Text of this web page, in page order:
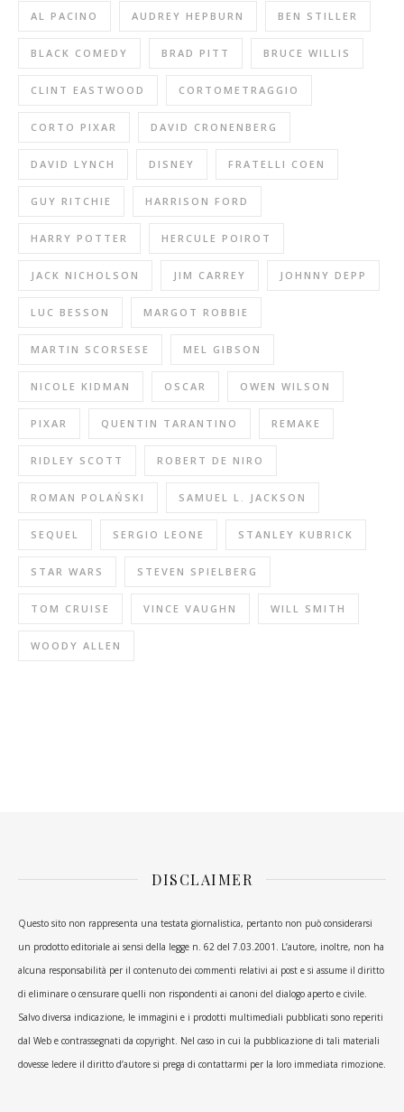
AL PACINO AUDREY HEPBURN BEN STILLER
BLACK COMEDY BRAD PITT BRUCE WILLIS
CLINT EASTWOOD CORTOMETRAGGIO
CORTO PIXAR DAVID CRONENBERG
DAVID LYNCH DISNEY FRATELLI COEN
GUY RITCHIE HARRISON FORD
HARRY POTTER HERCULE POIROT
JACK NICHOLSON JIM CARREY JOHNNY DEPP
LUC BESSON MARGOT ROBBIE
MARTIN SCORSESE MEL GIBSON
NICOLE KIDMAN OSCAR OWEN WILSON
PIXAR QUENTIN TARANTINO REMAKE
RIDLEY SCOTT ROBERT DE NIRO
ROMAN POLAŃSKI SAMUEL L. JACKSON
SEQUEL SERGIO LEONE STANLEY KUBRICK
STAR WARS STEVEN SPIELBERG
TOM CRUISE VINCE VAUGHN WILL SMITH
WOODY ALLEN
DISCLAIMER
Questo sito non rappresenta una testata giornalistica, pertanto non può considerarsi
un prodotto editoriale ai sensi della legge n. 62 del 7.03.2001. L’autore, inoltre, non ha
alcuna responsabilità per il contenuto dei commenti relativi ai post e si assume il diritto
di eliminare o censurare quelli non rispondenti ai canoni del dialogo aperto e civile.
Salvo diversa indicazione, le immagini e i prodotti multimediali pubblicati sono reperiti
dal Web e contrassegnati da copyright. Nel caso in cui la pubblicazione di tali materiali
dovesse ledere il diritto d’autore si prega di contattarmi per la loro immediata rimozione.